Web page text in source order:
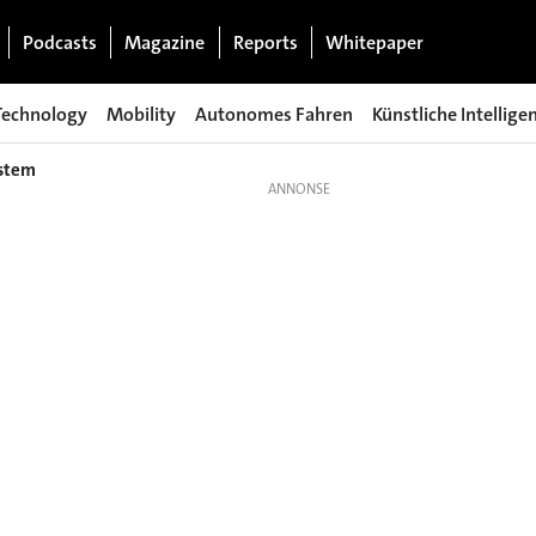
Podcasts Magazine Reports Whitepaper
Mobility Autonomes Fahren Künstliche